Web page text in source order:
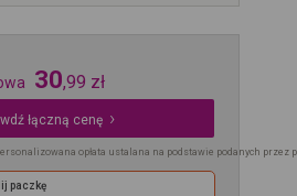
30,99 zł
łączną cenę
opłata ustalana na podstawie podanych przez
paczkę